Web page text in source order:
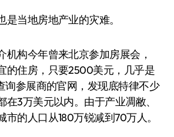
是当地房地产业的灾难。
机构今年曾来北京参加房展会，
的住房，只要2500美元，几乎是
询参展商的官网，发现底特律不少
在3万美元以内。由于产业凋敝、
市的人口从180万锐减到70万人。